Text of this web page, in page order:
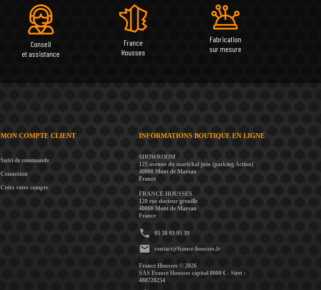
Conseil
et assistance
France
Housses
Fabrication
sur mesure
MON COMPTE CLIENT
Suivi de commande
Connexion
Créez votre compte
INFORMATIONS BOUTIQUE EN LIGNE
SHOWROOM
125 avenue du maréchal juin (parking Action)
40000 Mont de Marsan
France
FRANCE HOUSSES
120 rue docteur grouille
40000 Mont de Marsan
France
phone 05 58 93 95 39
mail contact@france-housses.fr
France Housses © 2026
SAS France Housses capital 8000 € - Siret :
488728254